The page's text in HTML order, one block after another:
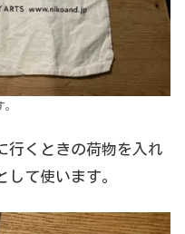
行くときの荷物を入れ
て使います。